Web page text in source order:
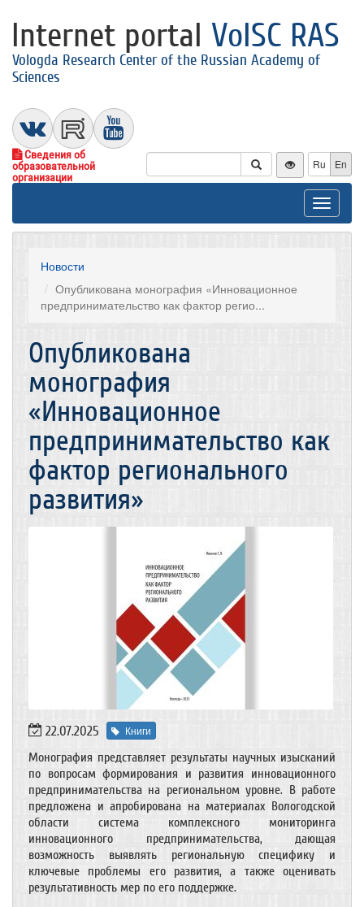
Internet portal VolSC RAS
Vologda Research Center of the Russian Academy of
Sciences
Сведения об
образовательной
организации
Ru En
Toggle
Новости
Опубликована монография «Инновационное
предпринимательство как фактор регио...
Опубликована
монография
«Инновационное
предпринимательство как
фактор регионального
развития»
22.07.2025 Книги
Монография представляет результаты научных изысканий
по вопросам формирования и развития инновационного
предпринимательства на региональном уровне. В работе
предложена и апробирована на материалах Вологодской
области система комплексного мониторинга
инновационного предпринимательства, дающая
возможность выявлять региональную специфику и
ключевые проблемы его развития, а также оценивать
результативность мер по его поддержке.